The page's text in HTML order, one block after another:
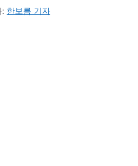
한보름 기자